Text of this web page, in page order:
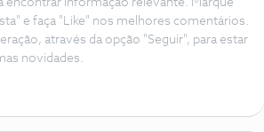
encontrar informação relevante. Marque
e faça "Like" nos melhores comentários.
através da opção "Seguir", para estar
novidades.